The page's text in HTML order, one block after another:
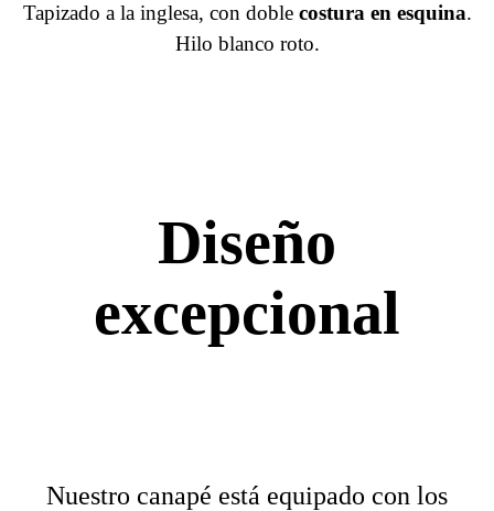
Tapizado a la inglesa, con doble costura en esquina.
Hilo blanco roto.
Diseño
excepcional
Nuestro canapé está equipado con los